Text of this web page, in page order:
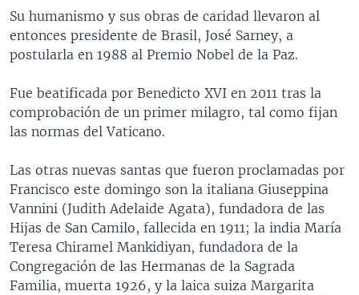
Su humanismo y sus obras de caridad llevaron al
entonces presidente de Brasil, José Sarney, a
postularla en 1988 al Premio Nobel de la Paz.
Fue beatificada por Benedicto XVI en 2011 tras la
comprobación de un primer milagro, tal como fijan
las normas del Vaticano.
Las otras nuevas santas que fueron proclamadas por
Francisco este domingo son la italiana Giuseppina
Vannini (Judith Adelaide Agata), fundadora de las
Hijas de San Camilo, fallecida en 1911; la india María
Teresa Chiramel Mankidiyan, fundadora de la
Congregación de las Hermanas de la Sagrada
Familia, muerta 1926, y la laica suiza Margarita